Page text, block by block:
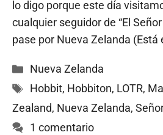
lo digo porque este día
cualquier seguidor de “El
pase por Nueva Zelanda (Está
Categorías
Nueva Zelanda
Etiquetas
Hobbit, Hobbiton, LOTR,
Zealand, Nueva Zelanda,
1 comentario